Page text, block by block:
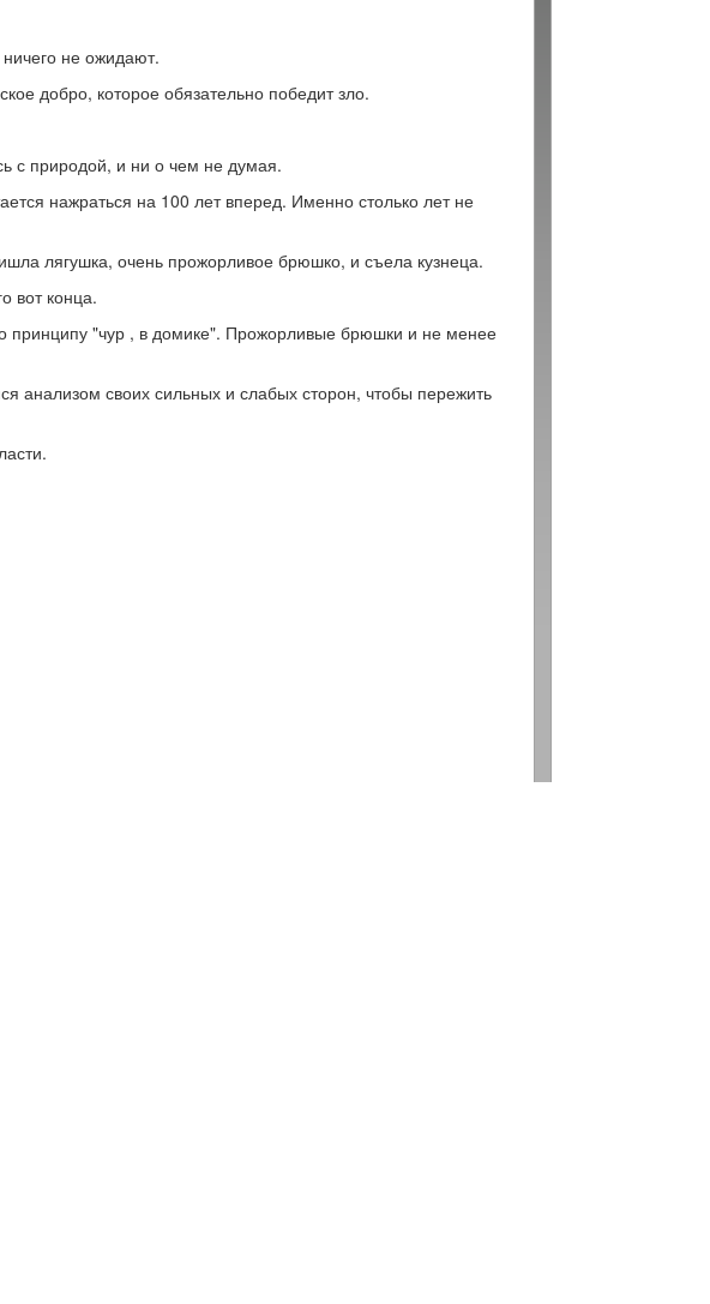
не ожидают.
добро, которое обязательно победит зло.
с природой, и ни о чем не думая.
нажраться на 100 лет вперед. Именно столько лет не
лягушка, очень прожорливое брюшко, и съела кузнеца.
вот конца.
принципу "чур , в домике". Прожорливые брюшки и не менее
анализом своих сильных и слабых сторон, чтобы пережить